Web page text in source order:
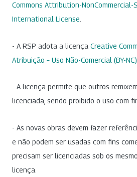
Commons Attribution-NonCommercial-
International License
- A RSP adota a licença Creative
Atribuição – Uso Não-Comercial (BY-NC)
- A licença permite que outros
licenciada, sendo proibido o uso com
- As novas obras devem fazer
e não podem ser usadas com fins
precisam ser licenciadas sob os
licença.